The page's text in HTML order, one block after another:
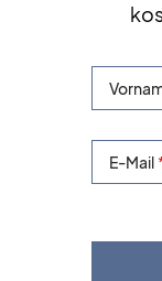
E-Mail